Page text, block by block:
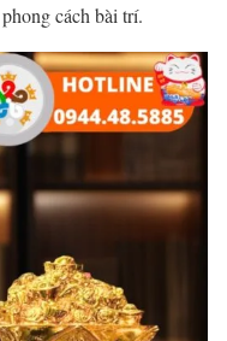
cách bài trí.